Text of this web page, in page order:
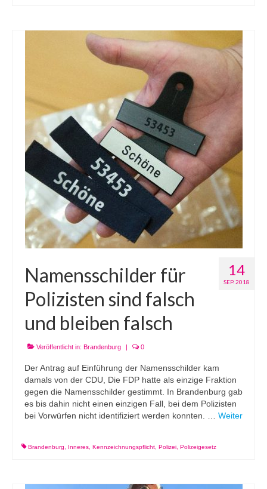
14
SEP. 2018
Namensschilder für
Polizisten sind falsch
und bleiben falsch
Veröffentlicht in: Brandenburg | 0
Der Antrag auf Einführung der Namensschilder kam
damals von der CDU, Die FDP hatte als einzige Fraktion
gegen die Namensschilder gestimmt. In Brandenburg gab
es bis dahin nicht einen einzigen Fall, bei dem Polizisten
bei Vorwürfen nicht identifiziert werden konnten. … Weiter
Brandenburg Inneres Kennzeichnungspflicht Polizei Polizeigesetz